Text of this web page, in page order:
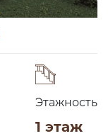
Этажность
1 этаж